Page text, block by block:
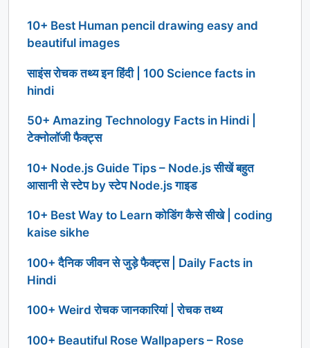
10+ Best Human pencil drawing easy and
beautiful images
साइंस रोचक तथ्य इन हिंदी | 100 Science facts in
hindi
50+ Amazing Technology Facts in Hindi |
टेक्नोलॉजी फैक्ट्स
10+ Node.js Guide Tips – Node.js सीखें बहुत
आसानी से स्टेप by स्टेप Node.js गाइड
10+ Best Way to Learn कोडिंग कैसे सीखे | coding
kaise sikhe
100+ दैनिक जीवन से जुड़े फैक्ट्स | Daily Facts in
Hindi
100+ Weird रोचक जानकारियां | रोचक तथ्य
100+ Beautiful Rose Wallpapers – Rose